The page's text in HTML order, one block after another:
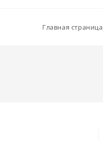
Главная страница